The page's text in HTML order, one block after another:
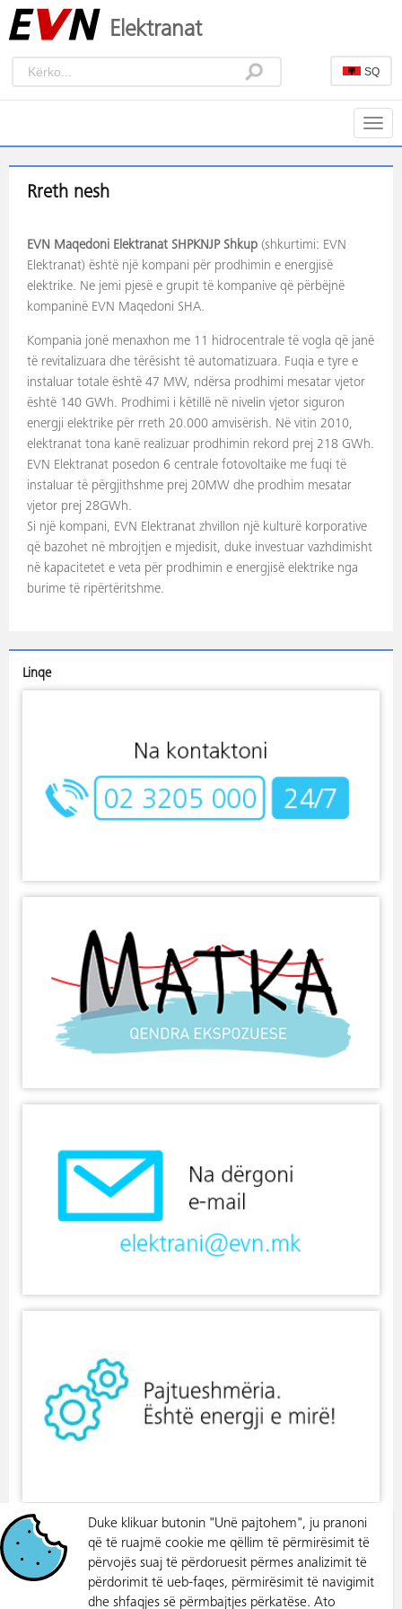
Elektranat
SQ
Rreth nesh
EVN Maqedoni Elektranat SHPKNJP Shkup (shkurtimi: EVN
Elektranat) është një kompani për prodhimin e energjisë
elektrike. Ne jemi pjesë e grupit të kompanive që përbëjnë
kompaninë EVN Maqedoni SHA.
Kompania jonë menaxhon me 11 hidrocentrale të vogla që janë
të revitalizuara dhe tërësisht të automatizuara. Fuqia e tyre e
instaluar totale është 47 MW, ndërsa prodhimi mesatar vjetor
është 140 GWh. Prodhimi i këtillë në nivelin vjetor siguron
energji elektrike për rreth 20.000 amvisërish. Në vitin 2010,
elektranat tona kanë realizuar prodhimin rekord prej 218 GWh.
EVN Elektranat posedon 6 centrale fotovoltaike me fuqi të
instaluar të përgjithshme prej 20MW dhe prodhim mesatar
vjetor prej 28GWh.
Si një kompani, EVN Elektranat zhvillon një kulturë korporative
që bazohet në mbrojtjen e mjedisit, duke investuar vazhdimisht
në kapacitetet e veta për prodhimin e energjisë elektrike nga
burime të ripërtëritshme.
Linqe
Duke klikuar butonin "Unë pajtohem", ju pranoni
që të ruajmë cookie me qëllim të përmirësimit të
përvojës suaj të përdoruesit përmes analizimit të
përdorimit të ueb-faqes, përmirësimit të navigimit
dhe shfaqjes së përmbajtjes përkatëse. Ato